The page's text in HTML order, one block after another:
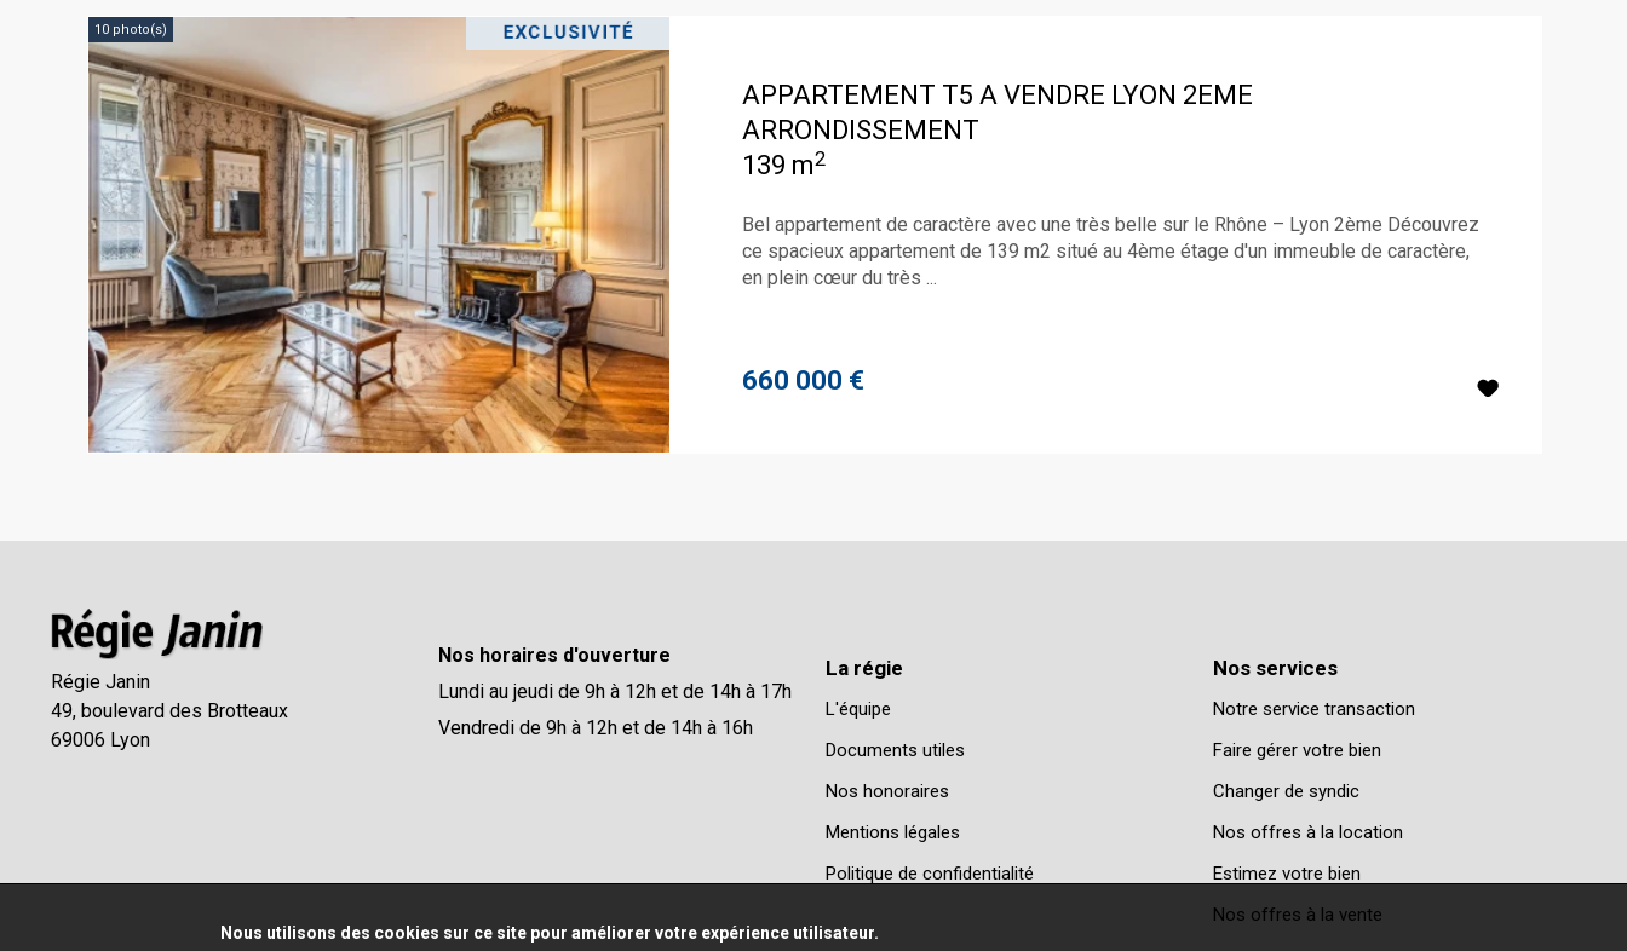
10 photo(s)
APPARTEMENT T5 A VENDRE LYON 2EME
ARRONDISSEMENT
139 m2
660 000 €
Bel appartement de caractère avec une très belle sur le Rhône – Lyon 2ème Découvrez
ce spacieux appartement de 139 m2 situé au 4ème étage d'un immeuble de caractère,
en plein cœur du très ...
Régie Janin
49, boulevard des Brotteaux
69006 Lyon
Nos horaires d'ouverture
Lundi au jeudi de 9h à 12h et de 14h à 17h
Vendredi de 9h à 12h et de 14h à 16h
La régie
L'équipe
Documents utiles
Nos honoraires
Mentions légales
Politique de confidentialité
Nos services
Notre service transaction
Faire gérer votre bien
Changer de syndic
Nos offres à la location
Estimez votre bien
Nos offres à la vente
Nous utilisons des cookies sur ce site pour améliorer votre expérience utilisateur.